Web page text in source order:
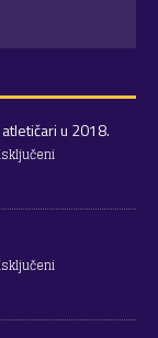
u 2018.